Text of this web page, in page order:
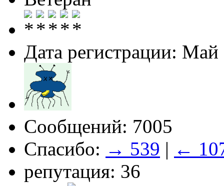
Дата регистрации: Май
Сообщений: 7005
Спасибо: → 539 | ←
репутация: 36